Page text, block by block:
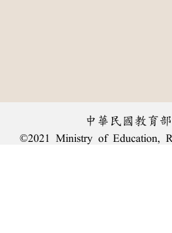
中華民國教育
©2021 Ministry of Education,